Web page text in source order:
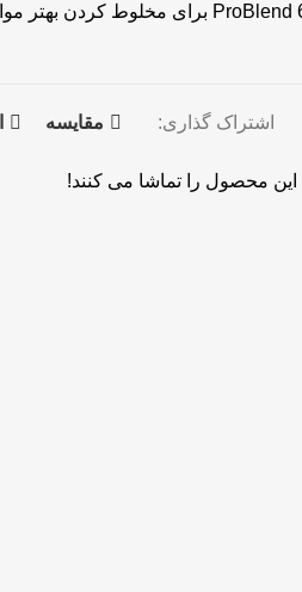
مقايسه اشتراک گذاری:
این محصول را تماشا می کنند!